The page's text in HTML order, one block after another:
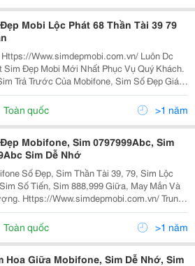
Mobi Lộc Phát 68 Thần Tài 39 79
Www.simdepmobi.com.vn/ Luôn Dc
Sim Đẹp Mobi Mới Nhất Phục Vụ Quý Khách.
Trả Trước Của Mobifone, Sim Số Đẹp Giá
Rẻ, Sim Dễ Nhớ, Sim Rất Dễ Nhớ, Sim
Dễ Nhớ, Sim Mobifone Đẹp, Sim Thần Tài 39,
Toàn quốc >1 năm
Mobifone, Sim 0797999Abc, Sim
Sim Dễ Nhớ
Số Đẹp, Sim Thần Tài 39, 79, Sim Lộc
Số Tiến, Sim 888,999 Giữa, May Mắn Và
Https://Www.simdepmobi.com.vn/ Trung
Đẹp Mobifone Hoàng Long Rất Vui Được
Ghé Thăm Website: Https://Www.simde
Toàn quốc >1 năm
Hoa Giữa Mobifone, Sim Dễ Nhớ, Sim